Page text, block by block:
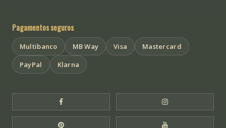
Pagamentos seguros
Multibanco MB Way Visa
Mastercard
PayPal
Klarna
Facebook Templo de Buda Instagram